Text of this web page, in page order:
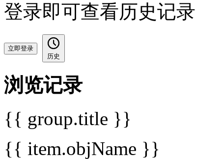
登录即可查看历史记录
立即登录
历史
浏览记录
{{ group.title }}
{{ item.objName }}